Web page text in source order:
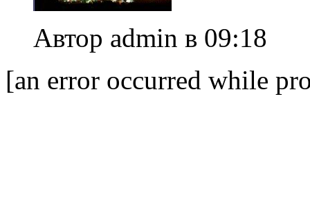
Автор admin в 09:18
[an error occurred while